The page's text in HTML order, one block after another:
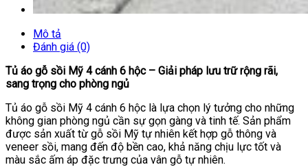
Mô tả
Đánh giá (0)
Tủ áo gỗ sồi Mỹ 4 cánh 6 hộc – Giải pháp lưu trữ rộng rãi,
sang trọng cho phòng ngủ
Tủ áo gỗ sồi Mỹ 4 cánh 6 hộc là lựa chọn lý tưởng cho những
không gian phòng ngủ cần sự gọn gàng và tinh tế. Sản phẩm
được sản xuất từ gỗ sồi Mỹ tự nhiên kết hợp gỗ thông và
veneer sồi, mang đến độ bền cao, khả năng chịu lực tốt và
màu sắc ấm áp đặc trưng của vân gỗ tự nhiên.